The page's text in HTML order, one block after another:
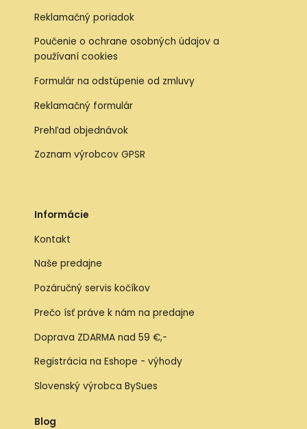
Reklamačný poriadok
Poučenie o ochrane osobných údajov a
používaní cookies
Formulár na odstúpenie od zmluvy
Reklamačný formulár
Prehľad objednávok
Zoznam výrobcov GPSR
Informácie
Kontakt
Naše predajne
Pozáručný servis kočíkov
Prečo ísť práve k nám na predajne
Doprava ZDARMA nad 59 €,-
Registrácia na Eshope - výhody
Slovenský výrobca BySues
Blog